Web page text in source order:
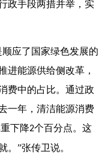
政手段两措并举，实
顺应了 国家绿色发展的
进能源供给侧改革，
费中的占比。通过政
一年，清洁能源消费
下降2个百分点。这
。 ”张传卫说。